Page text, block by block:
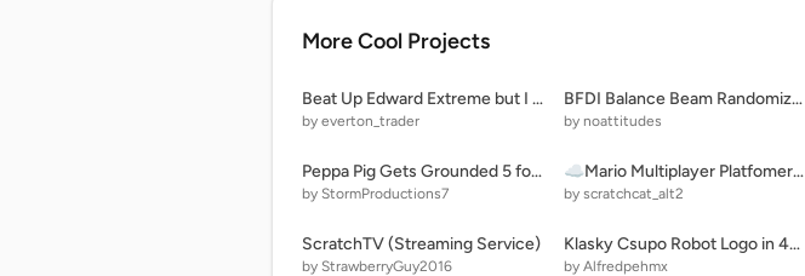
More Cool Projects
Beat Up Edward Extreme but I added the meow mix button (Gru button) remix remix
by everton_trader
BFDI Balance Beam Randomizer remix-2
by noattitudes
Peppa Pig Gets Grounded 5 for HDS
by StormProductions7
☁Mario Multiplayer Platfomer#firstgame#trending
by scratchcat_alt2
ScratchTV (Streaming Service)
by StrawberryGuy2016
Klasky Csupo Robot Logo in 4ormulator v1
by Alfredpehmx